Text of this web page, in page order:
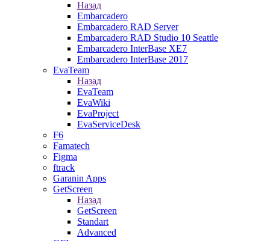
Назад
Embarcadero
Embarcadero RAD Server
Embarcadero RAD Studio 10 Seattle
Embarcadero InterBase XE7
Embarcadero InterBase 2017
EvaTeam
Назад
EvaTeam
EvaWiki
EvaProject
EvaServiceDesk
F6
Famatech
Figma
ftrack
Garanin Apps
GetScreen
Назад
GetScreen
Standart
Advanced